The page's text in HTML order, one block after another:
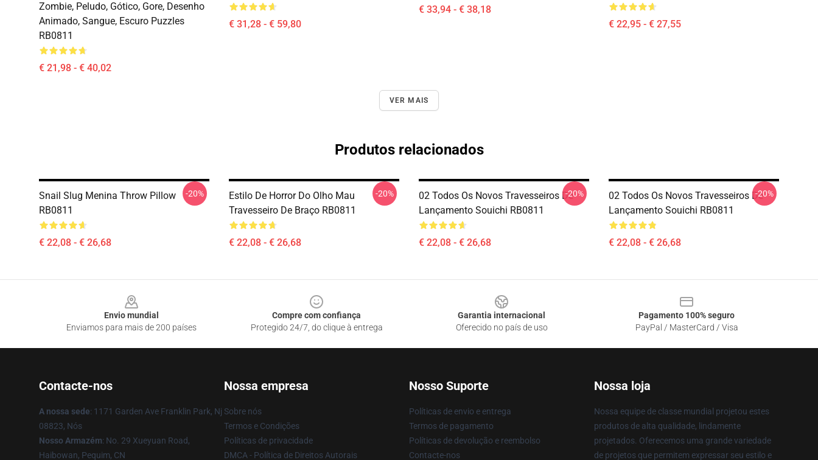
Zombie, Peludo, Gótico, Gore, Desenho
Animado, Sangue, Escuro Puzzles
RB0811
€ 21,98 - € 40,02
€ 31,28 - € 59,80
€ 33,94 - € 38,18
€ 22,95 - € 27,55
VER MAIS
Produtos relacionados
Snail Slug Menina Throw Pillow
RB0811
€ 22,08 - € 26,68
-20%
Estilo De Horror Do Olho Mau
Travesseiro De Braço RB0811
€ 22,08 - € 26,68
-20%
02 Todos Os Novos Travesseiros De
Lançamento Souichi RB0811
€ 22,08 - € 26,68
-20%
02 Todos Os Novos Travesseiros De
Lançamento Souichi RB0811
€ 22,08 - € 26,68
-20%
Envio mundial
Enviamos para mais de 200 países
Compre com confiança
Protegido 24/7, do clique à entrega
Garantia internacional
Oferecido no país de uso
Pagamento 100% seguro
PayPal / MasterCard / Visa
Contacte-nos
A nossa sede: 1171 Garden Ave Franklin Park, Nj
08823, Nós
Nosso Armazém: No. 29 Xueyuan Road,
Haibowan, Pequim, CN
Nossa empresa
Sobre nós
Termos e Condições
Políticas de privacidade
DMCA - Política de Direitos Autorais
Nosso Suporte
Políticas de envio e entrega
Termos de pagamento
Políticas de devolução e reembolso
Contacte-nos
Nossa loja
Nossa equipe de classe mundial projetou estes
produtos de alta qualidade, lindamente
projetados. Oferecemos uma grande variedade
de projetos que permitem expressar seu estilo e